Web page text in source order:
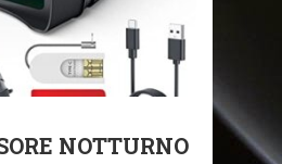
NOTTURNO